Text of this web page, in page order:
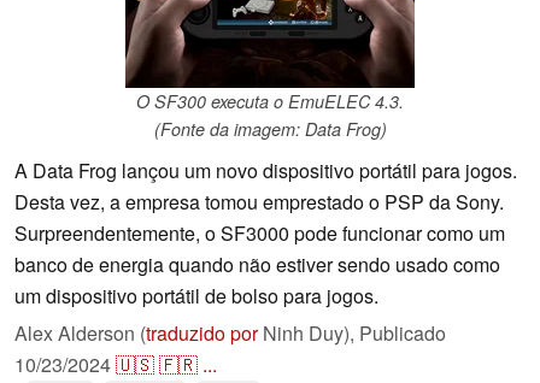
O SF300 executa o EmuELEC 4.3.
(Fonte da imagem: Data Frog)
A Data Frog lançou um novo dispositivo portátil para jogos.
Desta vez, a empresa tomou emprestado o PSP da Sony.
Surpreendentemente, o SF3000 pode funcionar como um
banco de energia quando não estiver sendo usado como
um dispositivo portátil de bolso para jogos.
Alex Alderson (traduzido porNinh Duy), Publicado
10/23/2024🇺🇸🇫🇷 ...